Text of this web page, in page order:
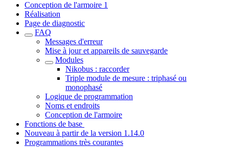
Conception de l'armoire 1
Réalisation
Page de diagnostic
FAQ
Messages d'erreur
Mise à jour et appareils de sauvegarde
Modules
Nikobus : raccorder
Triple module de mesure : triphasé ou
monophasé
Logique de programmation
Noms et endroits
Conception de l'armoire
Fonctions de base
Nouveau à partir de la version 1.14.0
Programmations très courantes